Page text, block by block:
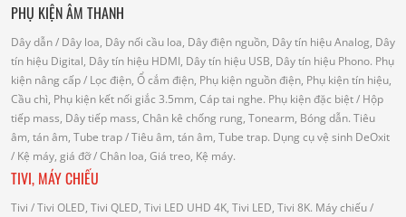
PHỤ KIỆN ÂM THANH
Dây dẫn/ Dây loa, Dây nối cầu loa, Dây điện nguồn, Dây tín hiệu Analog, Dây
tín hiệu Digital, Dây tín hiệu HDMI, Dây tín hiệu USB, Dây tín hiệu Phono. Phụ
kiện nâng cấp/ Lọc điện, Ổ cắm điện, Phụ kiện nguồn điện, Phụ kiện tín hiệu,
Cầu chì, Phụ kiện kết nối giắc 3.5mm, Cáp tai nghe. Phụ kiện đặc biệt/ Hộp
tiếp mass, Dây tiếp mass, Chân kê chống rung, Tonearm, Bóng dẫn. Tiêu
âm, tán âm, Tube trap/ Tiêu âm, tán âm, Tube trap. Dụng cụ vệ sinh DeOxit
/ Kệ máy, giá đỡ/ Chân loa, Giá treo, Kệ máy.
TIVI, MÁY CHIẾU
Tivi / Tivi OLED, Tivi QLED, Tivi LED UHD 4K, Tivi LED, Tivi 8K. Máy chiếu/